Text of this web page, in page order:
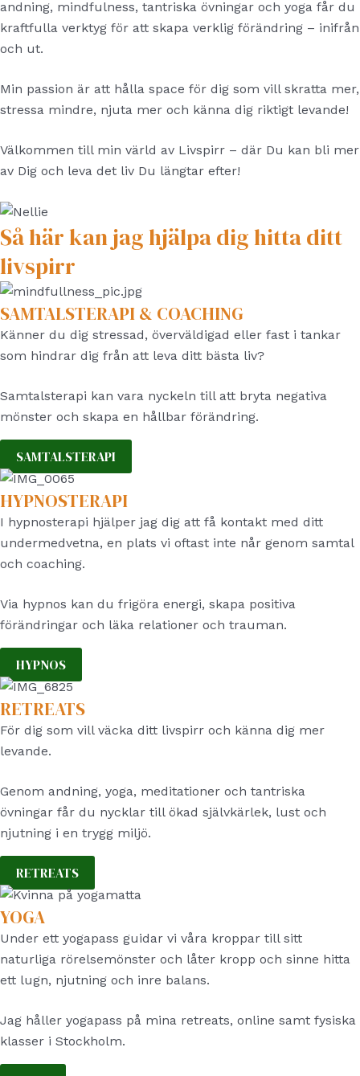
andning, mindfulness, tantriska övningar och yoga får du
kraftfulla verktyg för att skapa verklig förändring – inifrån
och ut.
Min passion är att hålla space för dig som vill skratta mer,
stressa mindre, njuta mer och känna dig riktigt levande!
Välkommen till min värld av Livspirr – där Du kan bli mer
av Dig och leva det liv Du längtar efter!
Så här kan jag hjälpa dig hitta ditt
livspirr
SAMTALSTERAPI & COACHING
Känner du dig stressad, överväldigad eller fast i tankar
som hindrar dig från att leva ditt bästa liv?
Samtalsterapi kan vara nyckeln till att bryta negativa
mönster och skapa en hållbar förändring.
SAMTALSTERAPI
HYPNOSTERAPI
I hypnosterapi hjälper jag dig att få kontakt med ditt
undermedvetna, en plats vi oftast inte når genom samtal
och coaching.
Via hypnos kan du frigöra energi, skapa positiva
förändringar och läka relationer och trauman.
HYPNOS
RETREATS
För dig som vill väcka ditt livspirr och känna dig mer
levande.
Genom andning, yoga, meditationer och tantriska
övningar får du nycklar till ökad självkärlek, lust och
njutning i en trygg miljö.
RETREATS
YOGA
Under ett yogapass guidar vi våra kroppar till sitt
naturliga rörelsemönster och låter kropp och sinne hitta
ett lugn, njutning och inre balans.
Jag håller yogapass på mina retreats, online samt fysiska
klasser i Stockholm.